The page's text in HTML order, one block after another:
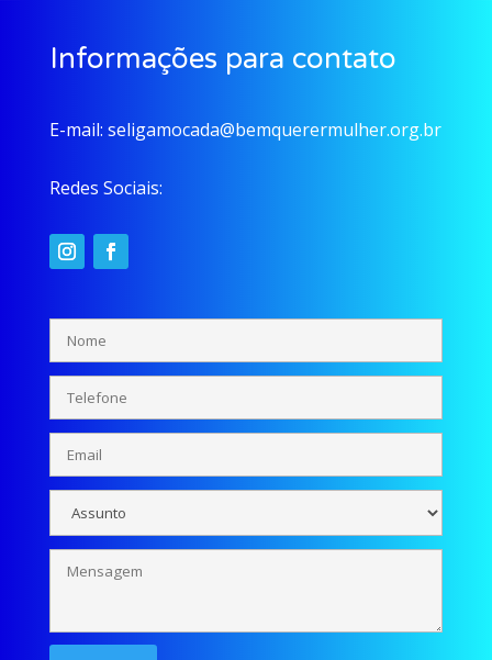
Informações para contato
E-mail: seligamocada@bemquerermulher.org.br
Redes Sociais: